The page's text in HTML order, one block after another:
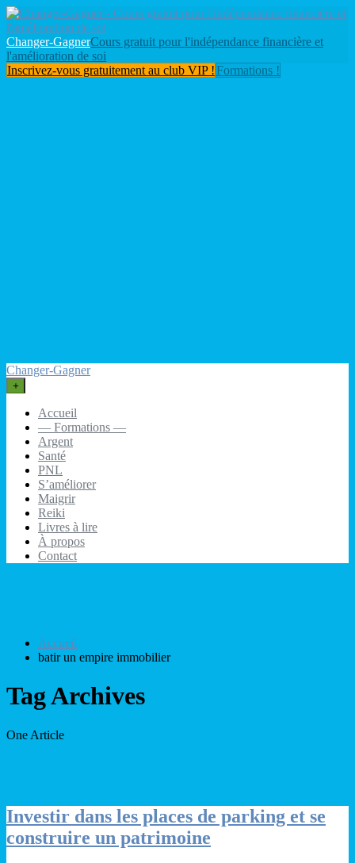
Changer-GagnerCours gratuit pour l'indépendance financière et
l'amélioration de soi
Inscrivez-vous gratuitement au club VIP ! Formations !
Changer-Gagner
+
Accueil
— Formations —
Argent
Santé
PNL
S’améliorer
Maigrir
Reiki
Livres à lire
À propos
Contact
Accueil
batir un empire immobilier
Tag Archives
One Article
Investir dans les places de parking et se
construire un patrimoine